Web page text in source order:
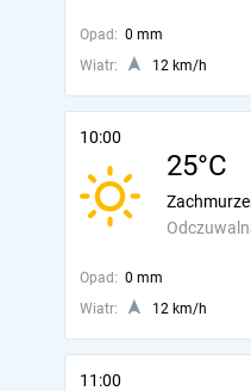
Opad: 0 mm
Wiatr:
12 km/h
10:00
25°C
Opad: 0 mm
Wiatr:
12 km/h
11:00